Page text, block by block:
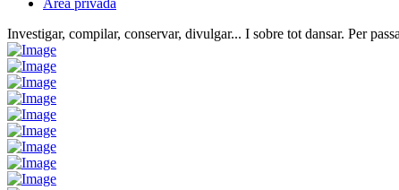
Àrea privada
Investigar, compilar, conservar, divulgar... I sobre tot dansar. Per